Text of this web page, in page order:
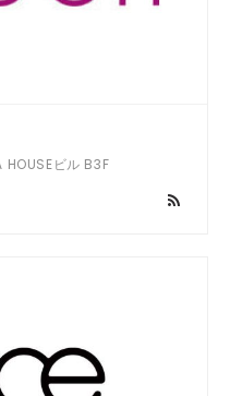
ビル B3F